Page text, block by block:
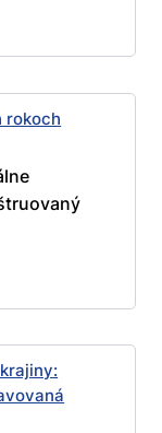
rokoch